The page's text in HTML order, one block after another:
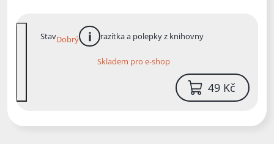
StavDobrý více informací
razítka a polepky z knihovny
Skladem pro e-shop
49 Kč